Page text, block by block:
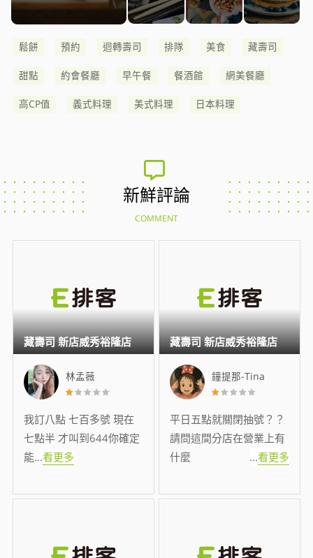
鬆餅 預約 迴轉壽司 排隊 美食 藏壽司
甜點 約會餐廳 早午餐 餐酒館 網美餐廳
高CP值 義式料理 美式料理 日本料理
新鮮評論
COMMENT
林孟薇
我訂八點 七百多號 現在
七點半 才叫到644你確定
能...看更多
藏壽司 新店威秀裕隆店
鐘提那-Tina
平日五點就關閉抽號？？
請問這間分店在營業上有
什麼
...看更多
藏壽司 新店威秀裕隆店